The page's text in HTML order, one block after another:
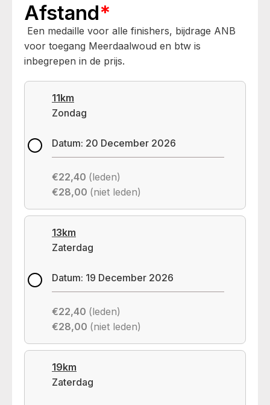
Afstand*
Een medaille voor alle finishers, bijdrage ANB
voor toegang Meerdaalwoud en btw is
inbegrepen in de prijs.
11km
Zondag
Datum: 20 December 2026
€22,40 (leden)
€28,00 (niet leden)
13km
Zaterdag
Datum: 19 December 2026
€22,40 (leden)
€28,00 (niet leden)
19km
Zaterdag